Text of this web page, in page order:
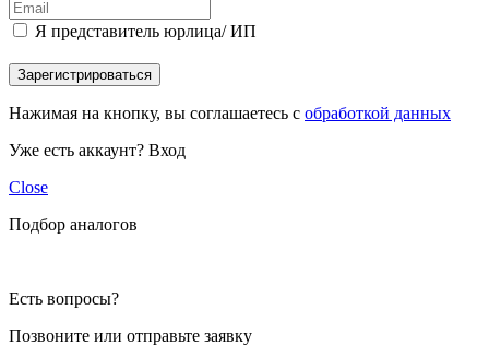
Я представитель юрлица/ ИП
Зарегистрироваться
Нажимая на кнопку, вы соглашаетесь с обработкой данных
Уже есть аккаунт? Вход
Close
Подбор аналогов
Есть вопросы?
Позвоните или отправьте заявку